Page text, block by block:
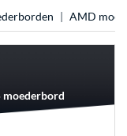
AMD
moederbord